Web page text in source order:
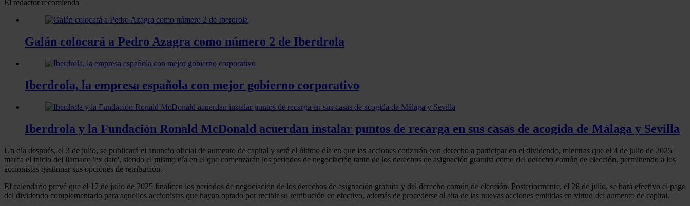
El redactor recomienda
Galán colocará a Pedro Azagra como número 2 de Iberdrola
Iberdrola, la empresa española con mejor gobierno corporativo
Iberdrola y la Fundación Ronald McDonald acuerdan instalar puntos de recarga en sus casas de acogida de Málaga y Sevilla
Un día después, el 3 de julio, se publicará el anuncio oficial de aumento de capital y será el último día en que las acciones cotizarán con derecho a participar en el dividendo, mientras que el 4 de julio de 2025
marca el inicio del llamado 'ex date', siendo el mismo día en el que comenzarán los periodos de negociación tanto de los derechos de asignación gratuita como del derecho común de elección, permitiendo a los
accionistas gestionar sus opciones de retribución.
El calendario prevé que el 17 de julio de 2025 finalicen los periodos de negociación de los derechos de asignación gratuita y del derecho común de elección. Posteriormente, el 28 de julio, se hará efectivo el pago
del dividendo complementario para aquellos accionistas que hayan optado por recibir su retribución en efectivo, además de procederse al alta de las nuevas acciones emitidas en virtud del aumento de capital.